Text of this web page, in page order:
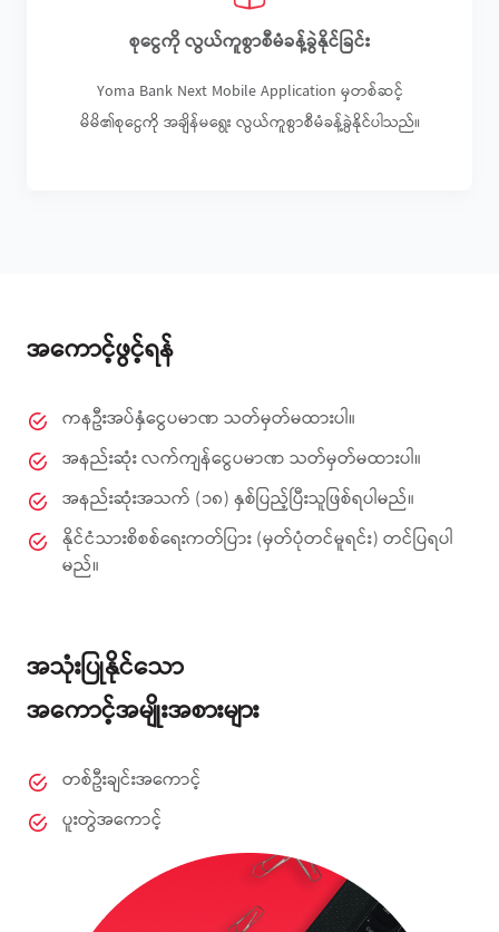
စုငွေကို လွယ်ကူစွာစီမံခန့်ခွဲနိုင်ခြင်း
Yoma Bank Next Mobile Application မှတစ်ဆင့်
မိမိ၏စုငွေကို အချိန်မရွေး လွယ်ကူစွာစီမံခန့်ခွဲနိုင်ပါသည်။
အကောင့်ဖွင့်ရန်
ကနဦးအပ်နှံငွေပမာဏ သတ်မှတ်မထားပါ။
အနည်းဆုံး လက်ကျန်ငွေပမာဏ သတ်မှတ်မထားပါ။
အနည်းဆုံးအသက် (၁၈) နှစ်ပြည့်ပြီးသူဖြစ်ရပါမည်။
နိုင်ငံသားစိစစ်ရေးကတ်ပြား (မှတ်ပုံတင်မူရင်း) တင်ပြရပါ
မည်။
အသုံးပြုနိုင်သော
အကောင့်အမျိုးအစားများ
တစ်ဦးချင်းအကောင့်
ပူးတွဲအကောင့်